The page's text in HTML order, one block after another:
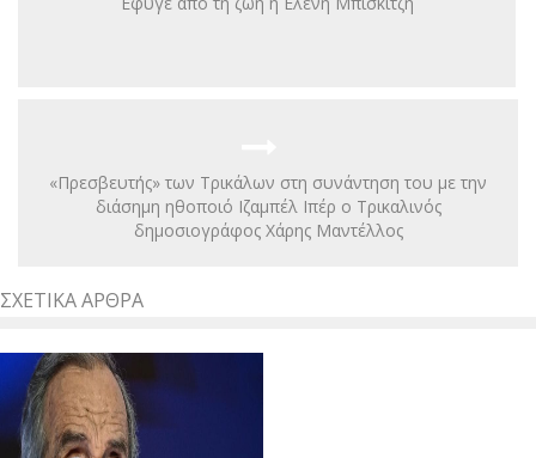
«Πρεσβευτής» των Τρικάλων στη συνάντηση του με την
διάσημη ηθοποιό Ιζαμπέλ Ιπέρ ο Τρικαλινός
δημοσιογράφος Χάρης Μαντέλλος
ΣΧΕΤΙΚΆ ΆΡΘΡΑ